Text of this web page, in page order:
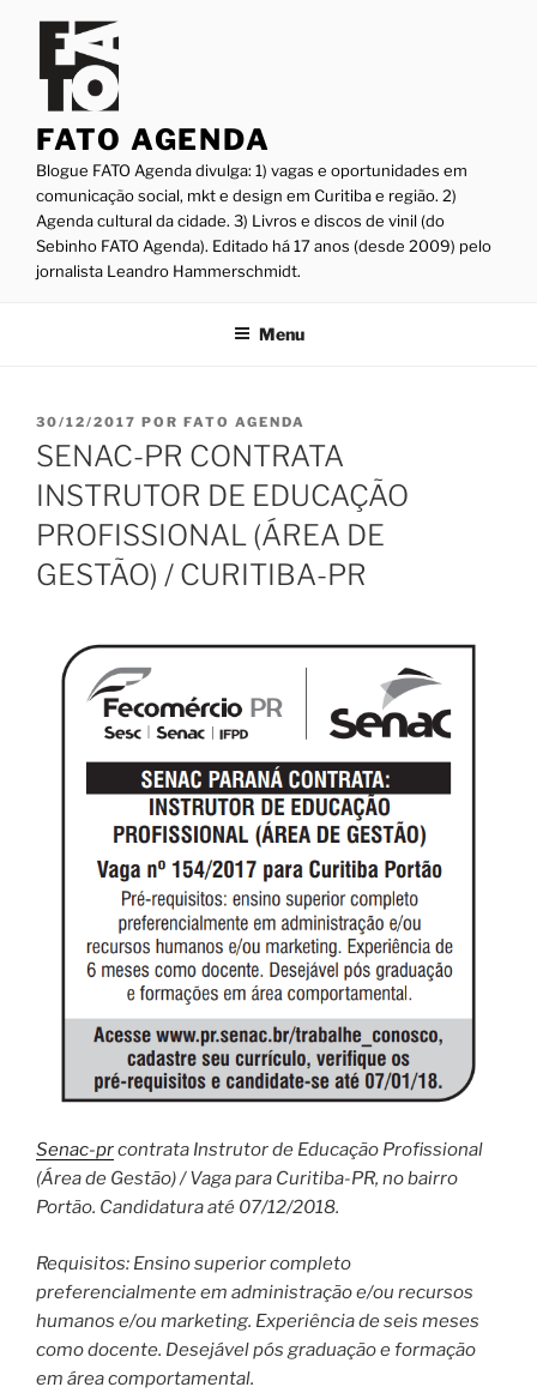
conteúdo
FATO AGENDA
Blogue FATO Agenda divulga: 1) vagas e oportunidades em
comunicação social, mkt e design em Curitiba e região. 2)
Agenda cultural da cidade. 3) Livros e discos de vinil (do
Sebinho FATO Agenda). Editado há 17 anos (desde 2009) pelo
jornalista Leandro Hammerschmidt.
Menu
PUBLICADO
EM
30/12/2017 POR FATO AGENDA
SENAC-PR CONTRATA
INSTRUTOR DE EDUCAÇÃO
PROFISSIONAL (ÁREA DE
GESTÃO) / CURITIBA-PR
Senac-prcontrata Instrutor de Educação Profissional
(Área de Gestão) / Vaga para Curitiba-PR, no bairro
Portão. Candidatura até 07/12/2018.
Requisitos: Ensino superior completo
preferencialmente em administração e/ou recursos
humanos e/ou marketing. Experiência de seis meses
como docente. Desejável pós graduação e formação
em área comportamental.